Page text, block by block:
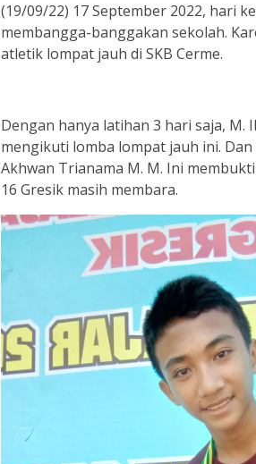
(19/09/22) 17 September 2022, hari
membangga-banggakan sekolah.
atletik lompat jauh di SKB Cerme.
Dengan hanya latihan 3 hari saja,
mengikuti lomba lompat jauh ini.
Akhwan Trianama M. M. Ini
16 Gresik masih membara.